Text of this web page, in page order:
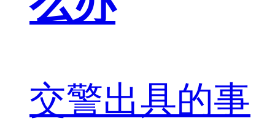
交警出具的事